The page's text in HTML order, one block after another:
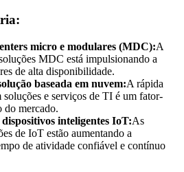
micro e modulares (MDC):A
MDC está impulsionando a
de alta disponibilidade.
baseada em nuvem:A rápida
soluções e serviços de TI é um fator-
do mercado.
inteligentes IoT:As
de IoT estão aumentando a
de atividade confiável e contínuo